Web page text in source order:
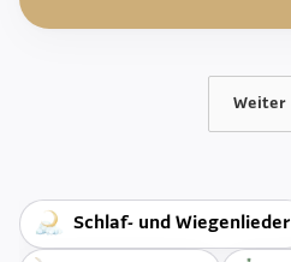
Weiter
Schlaf- und Wiegenlieder